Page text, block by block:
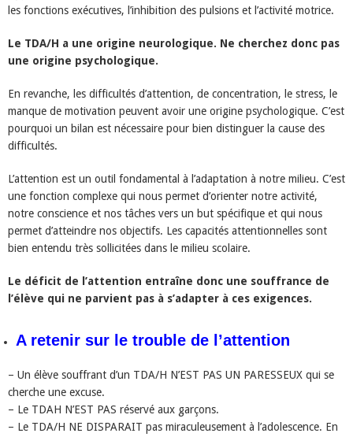
les fonctions exécutives, l’inhibition des pulsions et l’activité motrice.
Le TDA/H a une origine neurologique. Ne cherchez donc pas
une origine psychologique.
En revanche, les difficultés d’attention, de concentration, le stress, le
manque de motivation peuvent avoir une origine psychologique. C’est
pourquoi un bilan est nécessaire pour bien distinguer la cause des
difficultés.
L’attention est un outil fondamental à l’adaptation à notre milieu. C’est
une fonction complexe qui nous permet d’orienter notre activité,
notre conscience et nos tâches vers un but spécifique et qui nous
permet d’atteindre nos objectifs. Les capacités attentionnelles sont
bien entendu très sollicitées dans le milieu scolaire.
Le déficit de l’attention entraîne donc une souffrance de
l’élève qui ne parvient pas à s’adapter à ces exigences.
A retenir sur le trouble de l’attention
– Un élève souffrant d’un TDA/H N’EST PAS UN PARESSEUX qui se
cherche une excuse.
– Le TDAH N’EST PAS réservé aux garçons.
– Le TDA/H NE DISPARAIT pas miraculeusement à l’adolescence. En